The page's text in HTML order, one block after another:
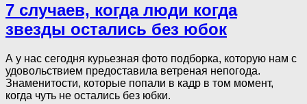
7 случаев, когда люди когда
звезды остались без юбок
А у нас сегодня курьезная фото подборка, которую нам с
удовольствием предоставила ветреная непогода.
Знаменитости, которые попали в кадр в том момент,
когда чуть не остались без юбки.